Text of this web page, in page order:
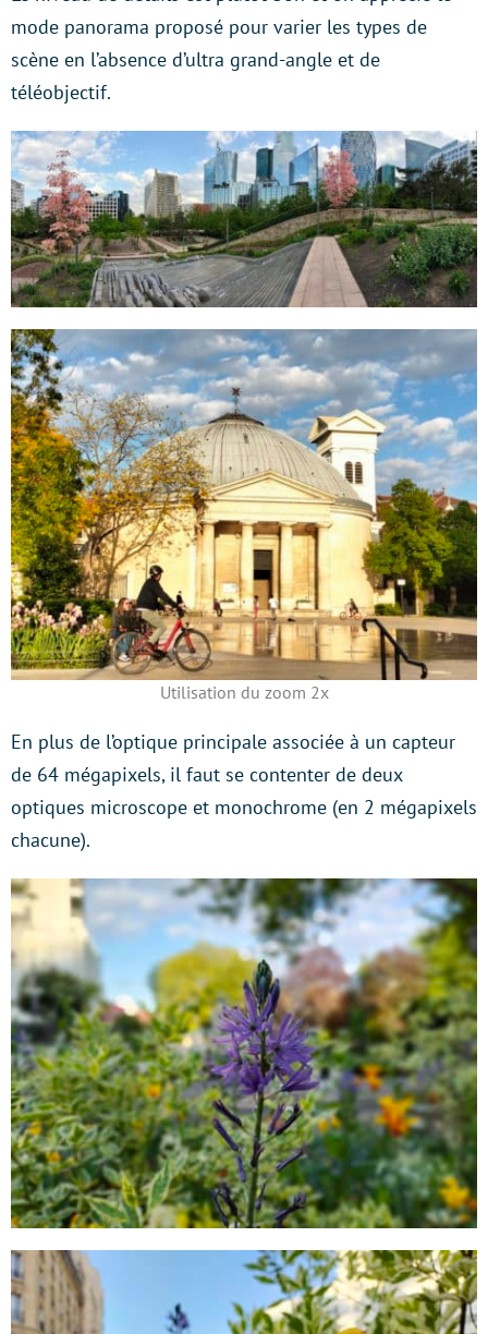
mode panorama proposé pour varier les types de
scène en l’absence d’ultra grand-angle et de
téléobjectif.
Utilisation du zoom 2x
En plus de l’optique principale associée à un capteur
de 64 mégapixels, il faut se contenter de deux
optiques microscope et monochrome (en 2 mégapixels
chacune).